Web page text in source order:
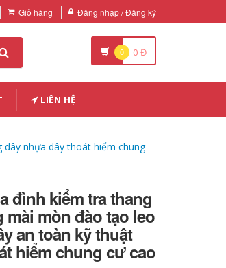
Giỏ hàng Đăng nhập / Đăng ký
0 0 Đ
LIÊN HỆ
nhựa dây thoát hiểm chung
đình kiểm tra thang
mòn đào tạo leo
an toàn kỹ thuật
hiểm chung cư cao